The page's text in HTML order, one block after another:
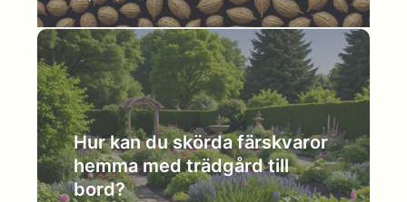
Hur kan du skörda färskvaror
hemma med trädgård till
bord?